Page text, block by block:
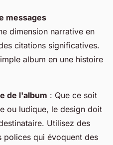
messages
dimension narrative en
citations significatives.
album en une histoire
de l'album : Que ce soit
ou ludique, le design doit
Utilisez des
polices qui évoquent des